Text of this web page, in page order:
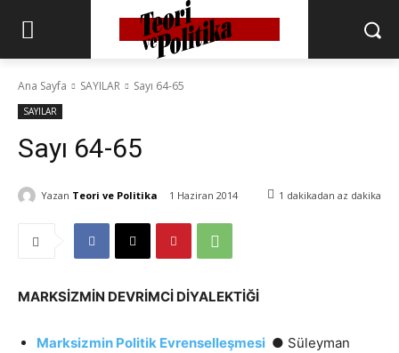
Ana Sayfa SAYILAR Sayı 64-65
SAYILAR
Sayı 64-65
Yazan Teori ve Politika 1 Haziran 2014 1 dakikadan az dakika
MARKSİZMİN DEVRİMCİ DİYALEKTİĞİ
Marksizmin Politik Evrenselleşmesi ● Süleyman